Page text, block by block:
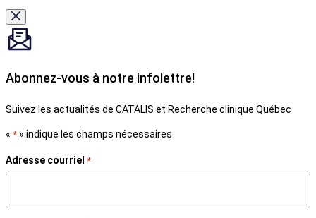
Abonnez-vous à notre infolettre!
Suivez les actualités de CATALIS et Recherche clinique Québec
« * » indique les champs nécessaires
Adresse courriel *